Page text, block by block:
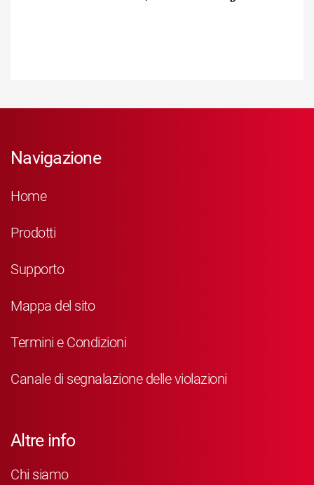
Navigazione
Home
Prodotti
Supporto
Mappa del sito
Termini e Condizioni
Canale di segnalazione delle violazioni
Altre info
Chi siamo